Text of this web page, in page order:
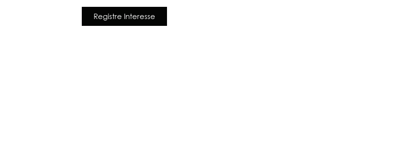
Registre Interesse